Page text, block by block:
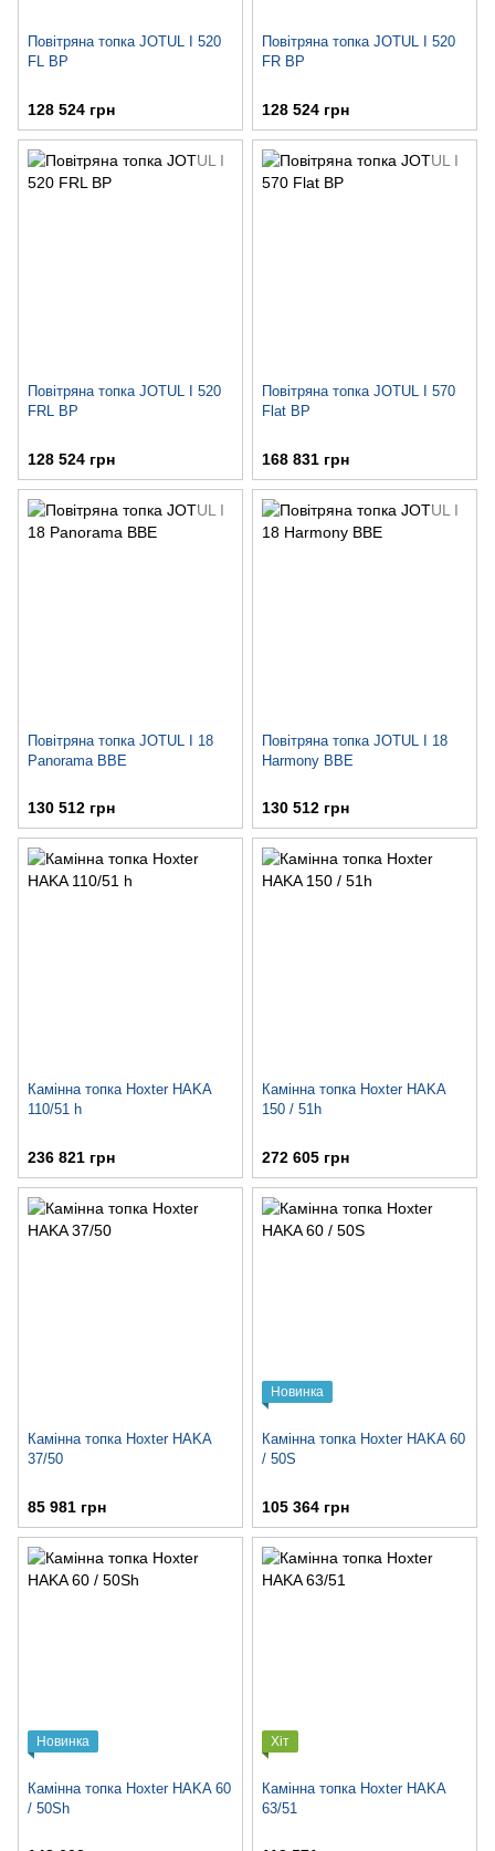
Повітряна топка JOTUL I 520
FL BP
128 524 грн
Повітряна топка JOTUL I 520
FR BP
128 524 грн
Повітряна топка JOTUL I 520
FRL BP
128 524 грн
Повітряна топка JOTUL I 570
Flat BP
168 831 грн
Повітряна топка JOTUL I 18
Panorama BBE
130 512 грн
Повітряна топка JOTUL I 18
Harmony BBE
130 512 грн
Камінна топка Hoxter HAKA
110/51 h
236 821 грн
Камінна топка Hoxter HAKA
150 / 51h
272 605 грн
Камінна топка Hoxter HAKA
37/50
85 981 грн
Новинка
Камінна топка Hoxter HAKA 60
/ 50S
105 364 грн
Новинка
Камінна топка Hoxter HAKA 60
/ 50Sh
Хіт
Камінна топка Hoxter HAKA
63/51